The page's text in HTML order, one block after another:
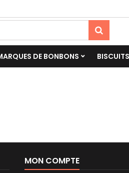
DE BONBONS BISCUITS
MON COMPTE